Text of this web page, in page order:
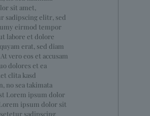
sit amet,
sadipscing elitr, sed
eirmod tempor
labore et dolore
erat, sed diam
vero eos et accusam
dolores et ea
clita kasd
no sea takimata
Lorem ipsum dolor
ipsum dolor sit
sadipscing